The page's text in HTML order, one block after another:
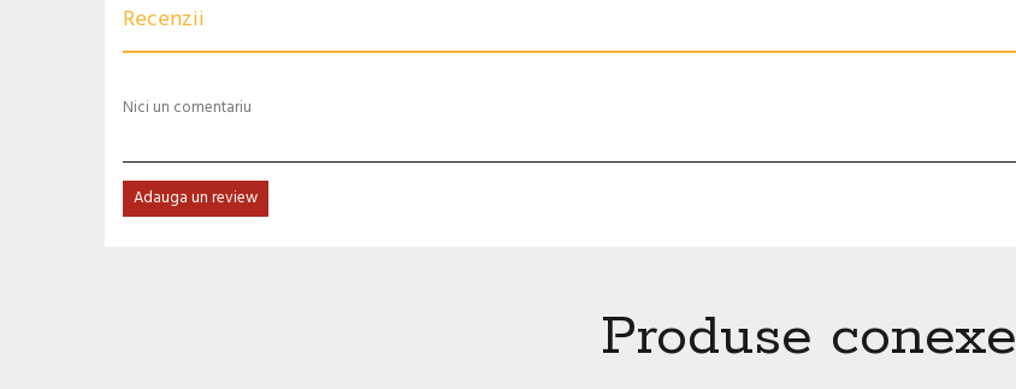
Recenzii
Nici un comentariu
Adauga un review
Produse conexe